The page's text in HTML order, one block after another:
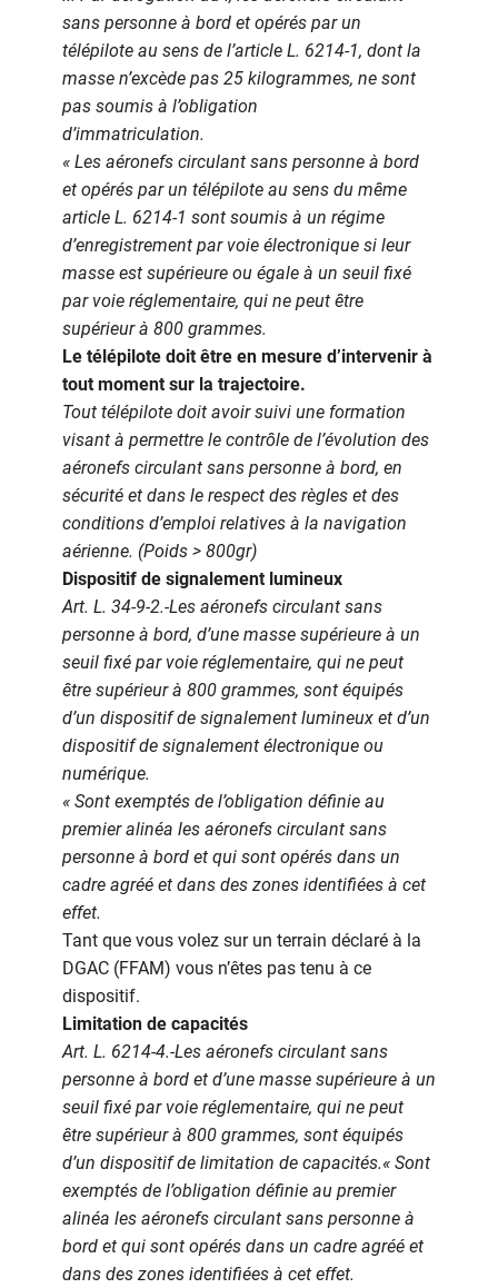
sans personne à bord et opérés par un
télépilote au sens de l’article L. 6214-1, dont la
masse n’excède pas 25 kilogrammes, ne sont
pas soumis à l’obligation
d’immatriculation.
« Les aéronefs circulant sans personne à bord
et opérés par un télépilote au sens du même
article L. 6214-1 sont soumis à un régime
d’enregistrement par voie électronique si leur
masse est supérieure ou égale à un seuil fixé
par voie réglementaire, qui ne peut être
supérieur à 800 grammes.
Le télépilote doit être en mesure d’intervenir à
tout moment sur la trajectoire.
Tout télépilote doit avoir suivi une formation
visant à permettre le contrôle de l’évolution des
aéronefs circulant sans personne à bord, en
sécurité et dans le respect des règles et des
conditions d’emploi relatives à la navigation
aérienne. (Poids > 800gr)
Dispositif de signalement lumineux
Art. L. 34-9-2.-Les aéronefs circulant sans
personne à bord, d’une masse supérieure à un
seuil fixé par voie réglementaire, qui ne peut
être supérieur à 800 grammes, sont équipés
d’un dispositif de signalement lumineux et d’un
dispositif de signalement électronique ou
numérique.
« Sont exemptés de l’obligation définie au
premier alinéa les aéronefs circulant sans
personne à bord et qui sont opérés dans un
cadre agréé et dans des zones identifiées à cet
effet.
Tant que vous volez sur un terrain déclaré à la
DGAC (FFAM) vous n’êtes pas tenu à ce
dispositif.
Limitation de capacités
Art. L. 6214-4.-Les aéronefs circulant sans
personne à bord et d’une masse supérieure à un
seuil fixé par voie réglementaire, qui ne peut
être supérieur à 800 grammes, sont équipés
d’un dispositif de limitation de capacités.« Sont
exemptés de l’obligation définie au premier
alinéa les aéronefs circulant sans personne à
bord et qui sont opérés dans un cadre agréé et
dans des zones identifiées à cet effet.